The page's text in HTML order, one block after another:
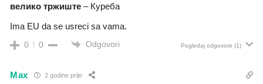
велико тржиште – Куреба
Ima EU da se usreci sa vama.
0 0 Odgovori Pogledaj odgovore (1)
Max 2 godine prije